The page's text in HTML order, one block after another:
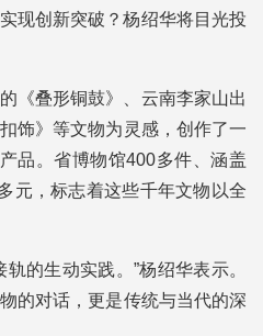
现创新突破？杨绍华将目光投
《叠形铜鼓》、云南李家山出
饰》等文物为灵感，创作了一
品。省博物馆400多件、涵盖
元，标志着这些千年文物以全
的生动实践。”杨绍华表示。
的对话，更是传统与当代的深